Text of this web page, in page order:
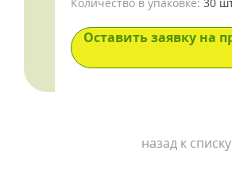
Оставить заявку на
назад к